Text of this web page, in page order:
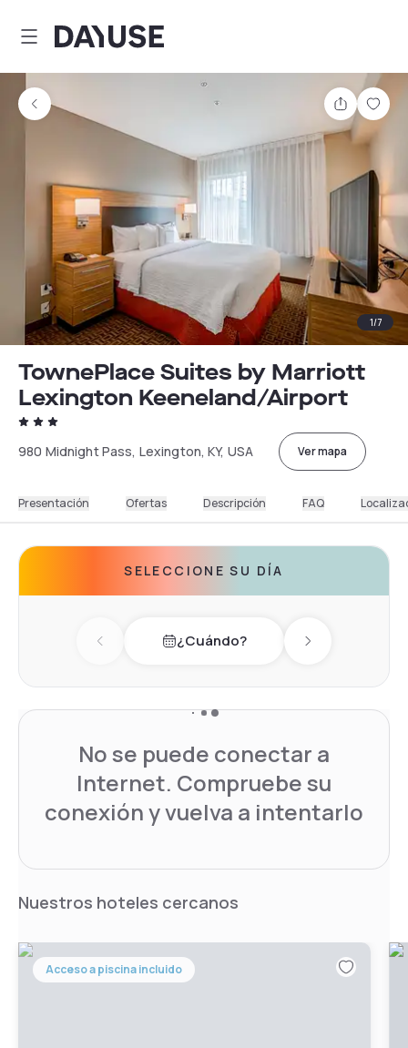
Dayuse
1/7
TownePlace Suites by Marriott
Lexington Keeneland/Airport
980 Midnight Pass, Lexington, KY, USA Ver mapa
Presentación Ofertas Descripción FAQ
SELECCIONE SU DÍA
Previous day¿Cuándo? Next day
No se puede conectar a
Internet. Compruebe su
conexión y vuelva a intentarlo
Nuestros hoteles cercanos
Acceso a piscina incluido